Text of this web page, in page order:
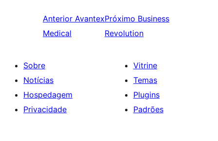
Anterior Avantex
Medical
Próximo Business
Revolution
Sobre
Notícias
Hospedagem
Privacidade
Vitrine
Temas
Plugins
Padrões